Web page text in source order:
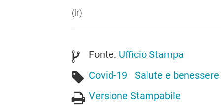
(lr)
Fonte: Ufficio Stampa
Covid-19
Salute e benessere
Versione Stampabile